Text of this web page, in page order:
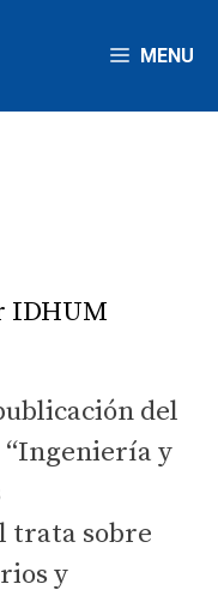
MENU
IDHUM
del
y
trata sobre
y